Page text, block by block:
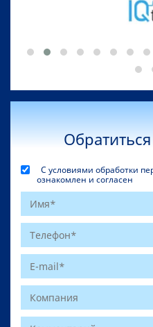
С условиями обработки
ознакомлен и согласен